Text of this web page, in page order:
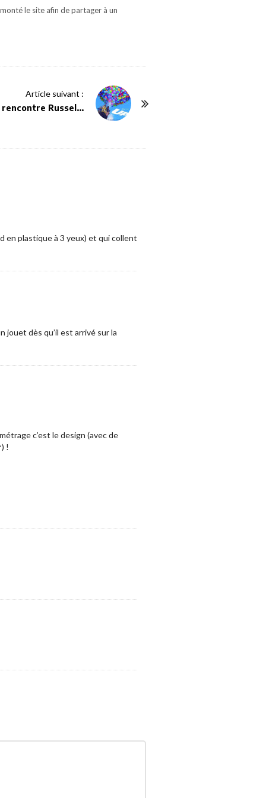
le site afin de partager à un
Article suivant :
rencontre Russel…
en plastique à 3 yeux) et qui collent
jouet dès qu’il est arrivé sur la
c’est le design (avec de
!